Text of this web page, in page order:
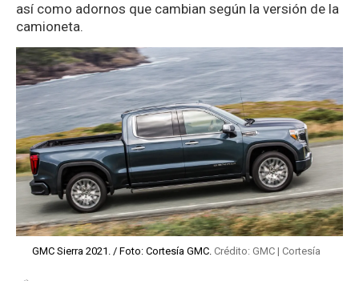
así como adornos que cambian según la versión de la
camioneta.
GMC Sierra 2021. / Foto: Cortesía GMC. Crédito: GMC | Cortesía